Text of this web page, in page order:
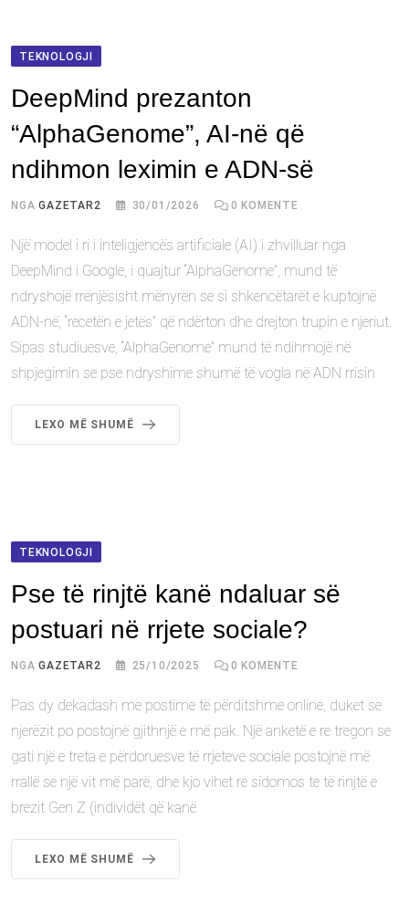
TEKNOLOGJI
DeepMind prezanton
“AlphaGenome”, AI-në që
ndihmon leximin e ADN-së
NGAGAZETAR2 30/01/2026 0 KOMENTE
Një model i ri i inteligjencës artificiale (AI) i zhvilluar nga
DeepMind i Google, i quajtur “AlphaGenome”, mund të
ndryshojë rrënjësisht mënyrën se si shkencëtarët e kuptojnë
ADN-në, “recetën e jetës” që ndërton dhe drejton trupin e njeriut.
Sipas studiuesve, “AlphaGenome” mund të ndihmojë në
shpjegimin se pse ndryshime shumë të vogla në ADN rrisin
LEXO MË SHUMË
TEKNOLOGJI
Pse të rinjtë kanë ndaluar së
postuari në rrjete sociale?
NGAGAZETAR2 25/10/2025 0 KOMENTE
Pas dy dekadash me postime të përditshme online, duket se
njerëzit po postojnë gjithnjë e më pak. Një anketë e re tregon se
gati një e treta e përdoruesve të rrjeteve sociale postojnë më
rrallë se një vit më parë, dhe kjo vihet re sidomos te të rinjtë e
brezit Gen Z (individët që kanë
LEXO MË SHUMË